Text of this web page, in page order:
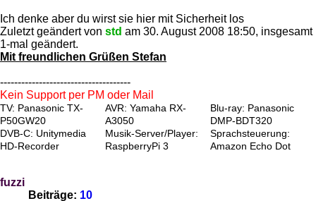
Ich denke aber du wirst sie hier mit Sicherheit los
Zuletzt geändert von std am 30. August 2008 18:50, insgesamt
1-mal geändert.
Mit freundlichen Grüßen Stefan
-------------------------------------
Kein Support per PM oder Mail
TV: Panasonic TX-
P50GW20
AVR: Yamaha RX-
A3050
Blu-ray: Panasonic
DMP-BDT320
DVB-C: Unitymedia
HD-Recorder
Musik-Server/Player:
RaspberryPi 3
Sprachsteuerung:
Amazon Echo Dot
fuzzi
Beiträge: 10